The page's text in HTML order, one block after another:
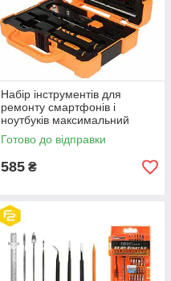
Набір інструментів для
ремонту смартфонів і
ноутбуків максимальний
Jakemy JM-8139, 47
предметів
Готово до відправки
585 ₴